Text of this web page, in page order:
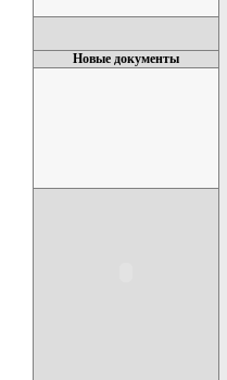
Новые документы